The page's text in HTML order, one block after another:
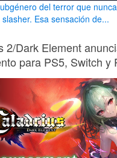
del terror que
Esa sensación de...
2/Dark Element
para PS5, Switch y